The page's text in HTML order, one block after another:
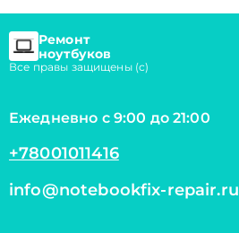
Ремонт
ноутбуков
Все правы защищены (с)
Ежедневно с 9:00 до 21:00
+78001011416
info@notebookfix-repair.ru